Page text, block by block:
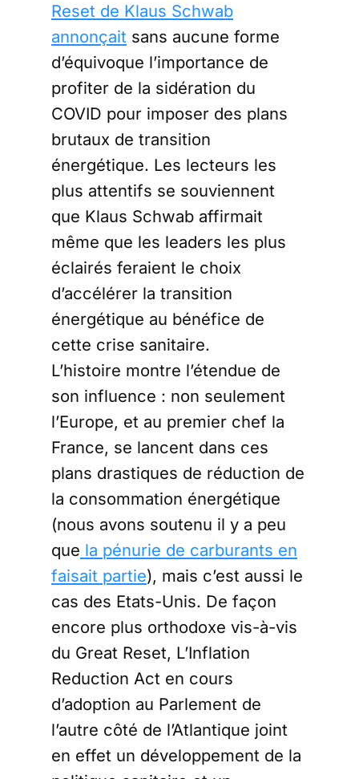
Reset de Klaus Schwab
annonçait sans aucune forme
d’équivoque l’importance de
profiter de la sidération du
COVID pour imposer des plans
brutaux de transition
énergétique. Les lecteurs les
plus attentifs se souviennent
que Klaus Schwab affirmait
même que les leaders les plus
éclairés feraient le choix
d’accélérer la transition
énergétique au bénéfice de
cette crise sanitaire.
L’histoire montre l’étendue de
son influence : non seulement
l’Europe, et au premier chef la
France, se lancent dans ces
plans drastiques de réduction de
la consommation énergétique
(nous avons soutenu il y a peu
que la pénurie de carburants en
faisait partie), mais c’est aussi le
cas des Etats-Unis. De façon
encore plus orthodoxe vis-à-vis
du Great Reset, L’Inflation
Reduction Act en cours
d’adoption au Parlement de
l’autre côté de l’Atlantique joint
en effet un développement de la